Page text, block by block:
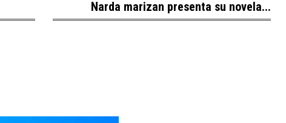
Narda marizan presenta su novela...